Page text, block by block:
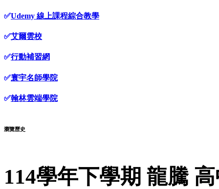
✅Udemy 線上課程綜合教學
✅艾爾雲校
✅行動補習網
✅寰宇名師學院
✅翰林雲端學院
瀏覽歷史
114學年下學期 龍騰